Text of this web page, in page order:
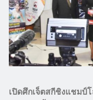
เปิดศึกเจ็ตสกีชิงแชมป์